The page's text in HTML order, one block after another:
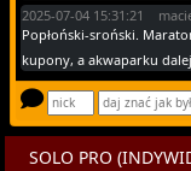
2025-07-04 15:31:21
Popłoński-sroński.
kupony, a akwaparku
SOLO PRO